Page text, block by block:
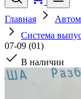
Главная
Система
07-09 (01)
В наличии